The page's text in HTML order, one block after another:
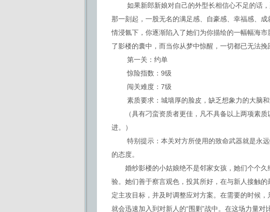
如果新郎新娘对自己的外型长相信心不足的话，
那一刻起，一股无名的满足感、自豪感、幸福感、
情浸氤下，你逐渐陷入了她们为你描绘的一幅幅海
了影楼的囊中，而当你从梦中惊醒，一切都已无法
第一关：约单
惊险指数：9级
闯关难度：7级
素质要求：城墙厚的脸皮，缺乏想象力的大脑和
（具有刁蛮资质者更佳，凡不具备以上两项素质
进。）
特别提示：本关对方所使用的致命武器就是永远
的态度。
婚纱影楼的小姑娘绝不是邻家女孩，她们个个久
验。她们善于察言观色，投其所好，在与新人接触
定主攻目标，并及时调整应对方案。在需要的时候
就会迅速加入到对新人的“围剿”战中。在这场力量